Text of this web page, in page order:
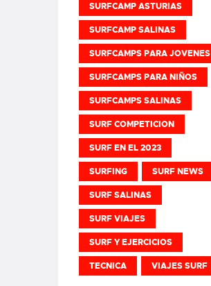
SURFCAMP ASTURIAS
SURFCAMP SALINAS
SURFCAMPS PARA JOVENES
SURFCAMPS PARA NIÑOS
SURFCAMPS SALINAS
SURF COMPETICION
SURF EN EL 2023
SURFING SURF NEWS
SURF SALINAS
SURF VIAJES
SURF Y EJERCICIOS
TECNICA VIAJES SURF